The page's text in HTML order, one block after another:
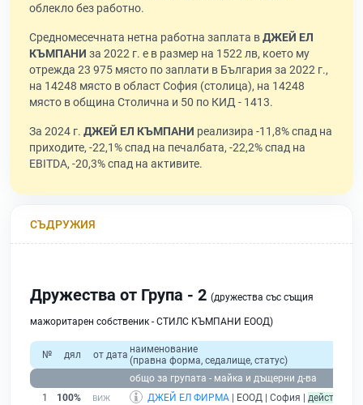
облекло без работно.
Средномесечната нетна работна заплата вДЖЕЙ ЕЛ
КЪМПАНИ за 2022 г. е в размер на 1522 лв, което му
отрежда 23 975 място по заплати в България за 2022 г.,
на 14248 място в област София (столица), на 14248
място в община Столична и 50 по КИД - 1413.
За 2024 г. ДЖЕЙ ЕЛ КЪМПАНИ реализира -11,8% спад на
приходите, -22,1% спад на печалбата, -22,2% спад на
EBITDA, -20,3% спад на активите.
СЪДРУЖИЯ
Дружества от Група - 2 (дружества със същия
мажоритарен собственик - СТИЛС КЪМПАНИ ЕООД)
№ дял от дата наименование
(правна форма, седалище, статус)
общо за групата - майка и дъщерни д-ва
1
100% ДЖЕЙ ЕЛ ФИРМА | ЕООД | София | действащ